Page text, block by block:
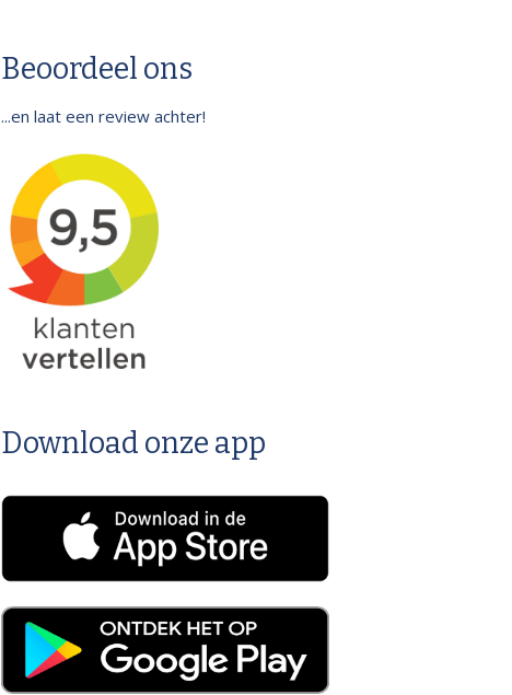
Beoordeel ons
...en laat een review achter!
Download onze app